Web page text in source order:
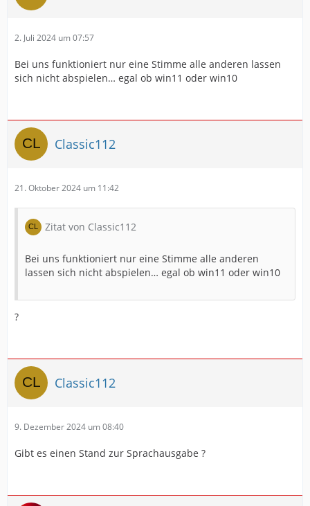
2. Juli 2024 um 07:57
Bei uns funktioniert nur eine Stimme alle anderen lassen
sich nicht abspielen… egal ob win11 oder win10
Classic112
21. Oktober 2024 um 11:42
Zitat von Classic112
Bei uns funktioniert nur eine Stimme alle anderen
lassen sich nicht abspielen… egal ob win11 oder win10
?
Classic112
9. Dezember 2024 um 08:40
Gibt es einen Stand zur Sprachausgabe ?